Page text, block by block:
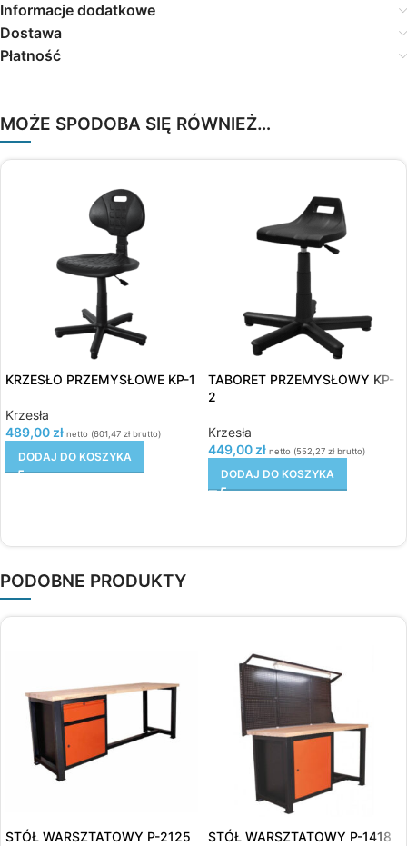
Informacje dodatkowe
Dostawa
Płatność
MOŻE SPODOBA SIĘ RÓWNIEŻ…
KRZESŁO PRZEMYSŁOWE KP-1
Krzesła
489,00 zł netto (601,47 zł brutto)
DODAJ DO KOSZYKA
TABORET PRZEMYSŁOWY KP-
2
Krzesła
449,00 zł netto (552,27 zł brutto)
DODAJ DO KOSZYKA
PODOBNE PRODUKTY
STÓŁ WARSZTATOWY P-2125 STÓŁ WARSZTATOWY P-1418